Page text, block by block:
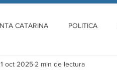
CATARINA POLITICA
GRILLA SAN NICOLAS
oct 2025 2 min de lectura